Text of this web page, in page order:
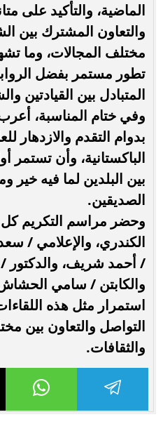
الماضية، والتأكيد على
والتعاون المشترك بين
مختلف المجالات، وما
تطور مستمر بفضل
المتبادل بين القيادتين
وفي ختام المناسبة،
بدوام التقدم والازدهار
الباكستانية، وأن تستمر
بين البلدين لما فيه خير
الصديقين.
وحضر مراسم التكريم
الكندري، والإعلامي /
/ أحمد شريف، والدكتور /
والكابتن / سامي
استمرار مثل هذه
التواصل والتعاون بين
والثقافات.